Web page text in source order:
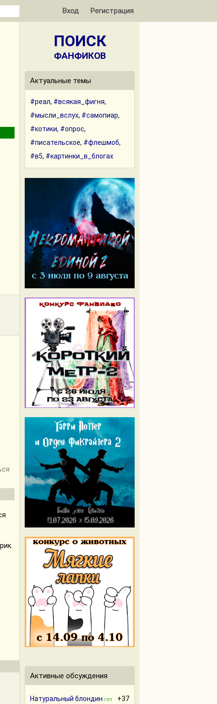
Вход Регистрация
ПОИСК
ФАНФИКОВ
Актуальные темы
#реал, #всякая_фигня,
#мысли_вслух, #самопиар,
#котики, #опрос,
#писательское, #флешмоб,
#в5, #картинки_в_блогах
Активные обсуждения
Натуральный блондин гет +37